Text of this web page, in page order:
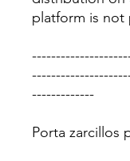
platform is not
-------------
Porta zarcillos